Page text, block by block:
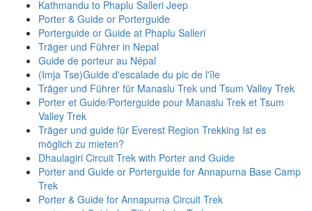
Kathmandu to Phaplu Salleri Jeep
Porter & Guide or Porterguide
Porterguide or Guide at Phaplu Salleri
Träger und Führer in Nepal
Guide de porteur au Népal
(Imja Tse)Guide d'escalade du pic de l'île
Träger und Führer für Manaslu Trek und Tsum Valley Trek
Porter et Guide/Porterguide pour Manaslu Trek et Tsum
Valley Trek
Träger und guide für Everest Region Trekking Ist es
möglich zu mieten?
Dhaulagiri Circuit Trek with Porter and Guide
Porter and Guide or Porterguide for Annapurna Base Camp
Trek
Porter & Guide for Annapurna Circuit Trek